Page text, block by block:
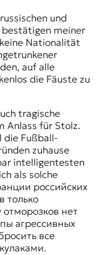
und
bestätigen meiner
Nationalität
auf alle
die Fäuste zu
tragische
Anlass für Stolz.
die Fußball-
zuhause
intelligentesten
als solche
российских
только
отморозков нет
агрессивных
все